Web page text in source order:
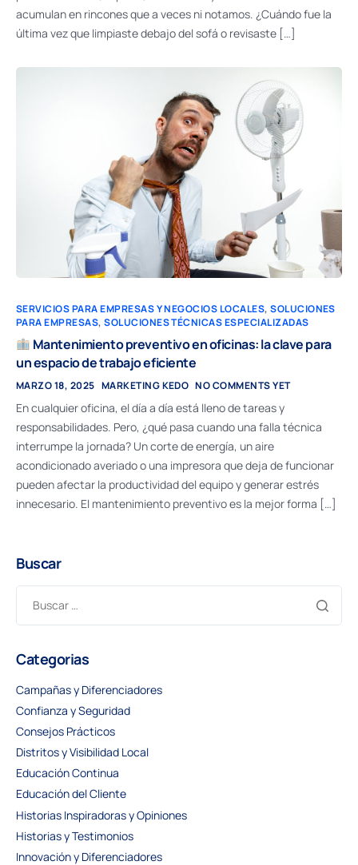
acumulan en rincones que a veces ni notamos. ¿Cuándo fue la
última vez que limpiaste debajo del sofá o revisaste […]
SERVICIOS PARA EMPRESAS Y NEGOCIOS LOCALES,SOLUCIONES
PARA EMPRESAS,SOLUCIONES TÉCNICAS ESPECIALIZADAS
Mantenimiento preventivo en oficinas: la clave para
un espacio de trabajo eficiente
MARZO 18, 2025 MARKETING KEDO NO COMMENTS YET
En cualquier oficina, el día a día está lleno de tareas y
responsabilidades. Pero, ¿qué pasa cuando una falla técnica
interrumpe la jornada? Un corte de energía, un aire
acondicionado averiado o una impresora que deja de funcionar
pueden afectar la productividad del equipo y generar estrés
innecesario. El mantenimiento preventivo es la mejor forma […]
Buscar
Categorias
Campañas y Diferenciadores
Confianza y Seguridad
Consejos Prácticos
Distritos y Visibilidad Local
Educación Continua
Educación del Cliente
Historias Inspiradoras y Opiniones
Historias y Testimonios
Innovación y Diferenciadores